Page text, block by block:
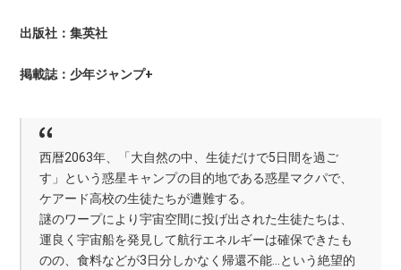
出版社：集英社
掲載誌：少年ジャンプ+
西暦2063年、「大自然の中、生徒だけで5日間を過ご
す」という惑星キャンプの目的地である惑星マクパで、
ケアード高校の生徒たちが遭難する。
謎のワープにより宇宙空間に投げ出された生徒たちは、
運良く宇宙船を発見して航行エネルギーは確保できたも
のの、食料などが3日分しかなく帰還不能…という絶望的